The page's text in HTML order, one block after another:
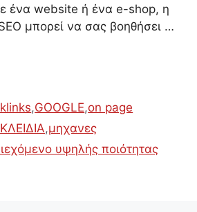
ένα website ή ένα e-shop, η
μπορεί να σας βοηθήσει …
,GOOGLE,on page
,μηχανες
υψηλής ποιότητας